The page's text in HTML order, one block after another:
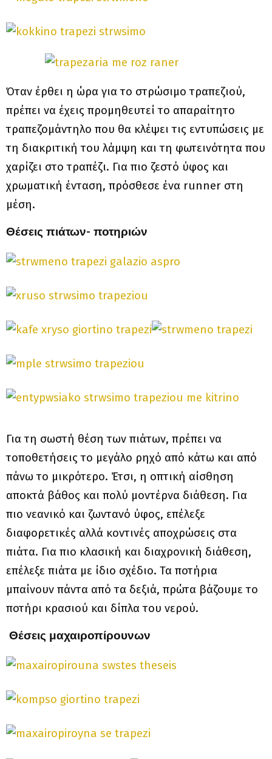
Όταν έρθει η ώρα για το στρώσιμο τραπεζιού,
πρέπει να έχεις προμηθευτεί το απαραίτητο
τραπεζομάντηλο που θα κλέψει τις εντυπώσεις με
τη διακριτική του λάμψη και τη φωτεινότητα που
χαρίζει στο τραπέζι. Για πιο ζεστό ύφος και
χρωματική ένταση, πρόσθεσε ένα runner στη
μέση.
Θέσεις πιάτων- ποτηριών
Για τη σωστή θέση των πιάτων, πρέπει να
τοποθετήσεις το μεγάλο ρηχό από κάτω και από
πάνω το μικρότερο. Έτσι, η οπτική αίσθηση
αποκτά βάθος και πολύ μοντέρνα διάθεση. Για
πιο νεανικό και ζωντανό ύφος, επέλεξε
διαφορετικές αλλά κοντινές αποχρώσεις στα
πιάτα. Για πιο κλασική και διαχρονική διάθεση,
επέλεξε πιάτα με ίδιο σχέδιο. Τα ποτήρια
μπαίνουν πάντα από τα δεξιά, πρώτα βάζουμε το
ποτήρι κρασιού και δίπλα του νερού.
Θέσεις μαχαιροπίρουνων